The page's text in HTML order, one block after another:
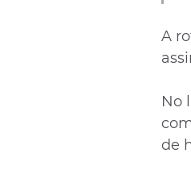
A
No
de